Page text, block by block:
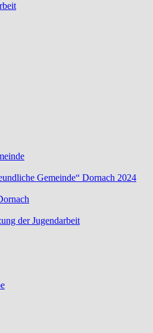
Gemeinde“ Dornach 2024
der Jugendarbeit